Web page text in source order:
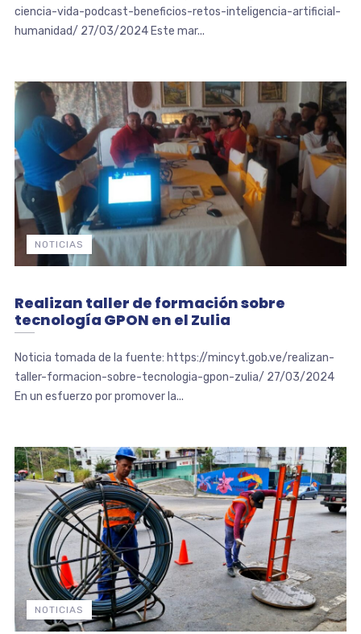
ciencia-vida-podcast-beneficios-retos-inteligencia-artificial-
humanidad/ 27/03/2024 Este mar...
NOTICIAS
Realizan taller de formación sobre
tecnología GPON en el Zulia
Noticia tomada de la fuente: https://mincyt.gob.ve/realizan-
taller-formacion-sobre-tecnologia-gpon-zulia/ 27/03/2024
En un esfuerzo por promover la...
NOTICIAS